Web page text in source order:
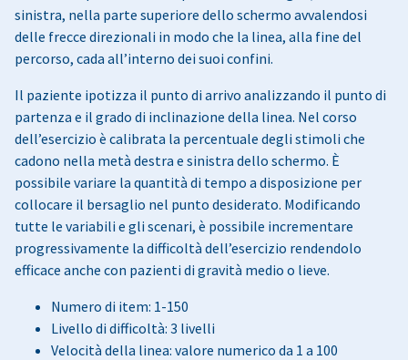
sinistra, nella parte superiore dello schermo avvalendosi
delle frecce direzionali in modo che la linea, alla fine del
percorso, cada all’interno dei suoi confini.
Il paziente ipotizza il punto di arrivo analizzando il punto di
partenza e il grado di inclinazione della linea. Nel corso
dell’esercizio è calibrata la percentuale degli stimoli che
cadono nella metà destra e sinistra dello schermo. È
possibile variare la quantità di tempo a disposizione per
collocare il bersaglio nel punto desiderato. Modificando
tutte le variabili e gli scenari, è possibile incrementare
progressivamente la difficoltà dell’esercizio rendendolo
efficace anche con pazienti di gravità medio o lieve.
Numero di item: 1-150
Livello di difficoltà: 3 livelli
Velocità della linea: valore numerico da 1 a 100